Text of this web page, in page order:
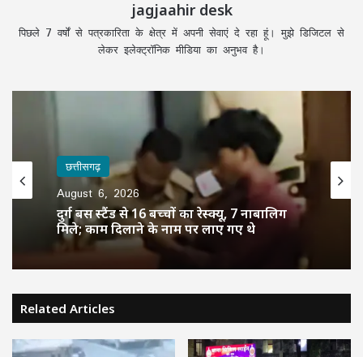
jagjaahir desk
पिछले 7 वर्षों से पत्रकारिता के क्षेत्र में अपनी सेवाएं दे रहा हूं। मुझे डिजिटल से
लेकर इलेक्ट्रॉनिक मीडिया का अनुभव है।
छत्तीसगढ़
August 6, 2026
दुर्ग बस स्टैंड से 16 बच्चों का रेस्क्यू, 7 नाबालिग
मिले; काम दिलाने के नाम पर लाए गए थे
Related Articles